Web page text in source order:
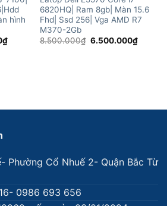
hình
₫Giá
hiện
6820HQ| Ram 8gb| Màn 15.6
Fhd| Ssd 256| Vga AMD R7
M370-2Gb
8.500.000₫ Giá
6.500.000₫Giá
hiện
Phường Cổ Nhuế 2- Quận Bắc Từ
0986 693 656